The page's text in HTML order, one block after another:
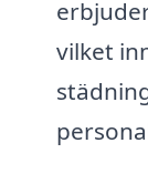
vilket